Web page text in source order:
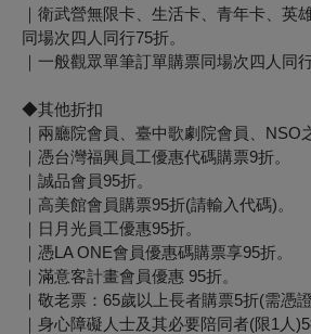
｜衛武營無限卡、生活卡、青年卡、英
同場次四人同行75折。
｜一般觀眾單筆訂單購票同場次四人同行
◆其他折扣
｜兩廳院會員、臺中歌劇院會員、NSO
｜憑台灣福興員工優惠代碼購票9折。
｜誠品會員95折。
｜高美館會員購票95折(請輸入代碼)。
｜日月光員工優惠95折。
｜憑LA ONE會員優惠碼購票享95折。
｜滿意客計畫會員優惠 95折。
｜敬老票：65歲以上長者購票5折(需憑證
｜身心障礙人士及其必要陪同者(限1人